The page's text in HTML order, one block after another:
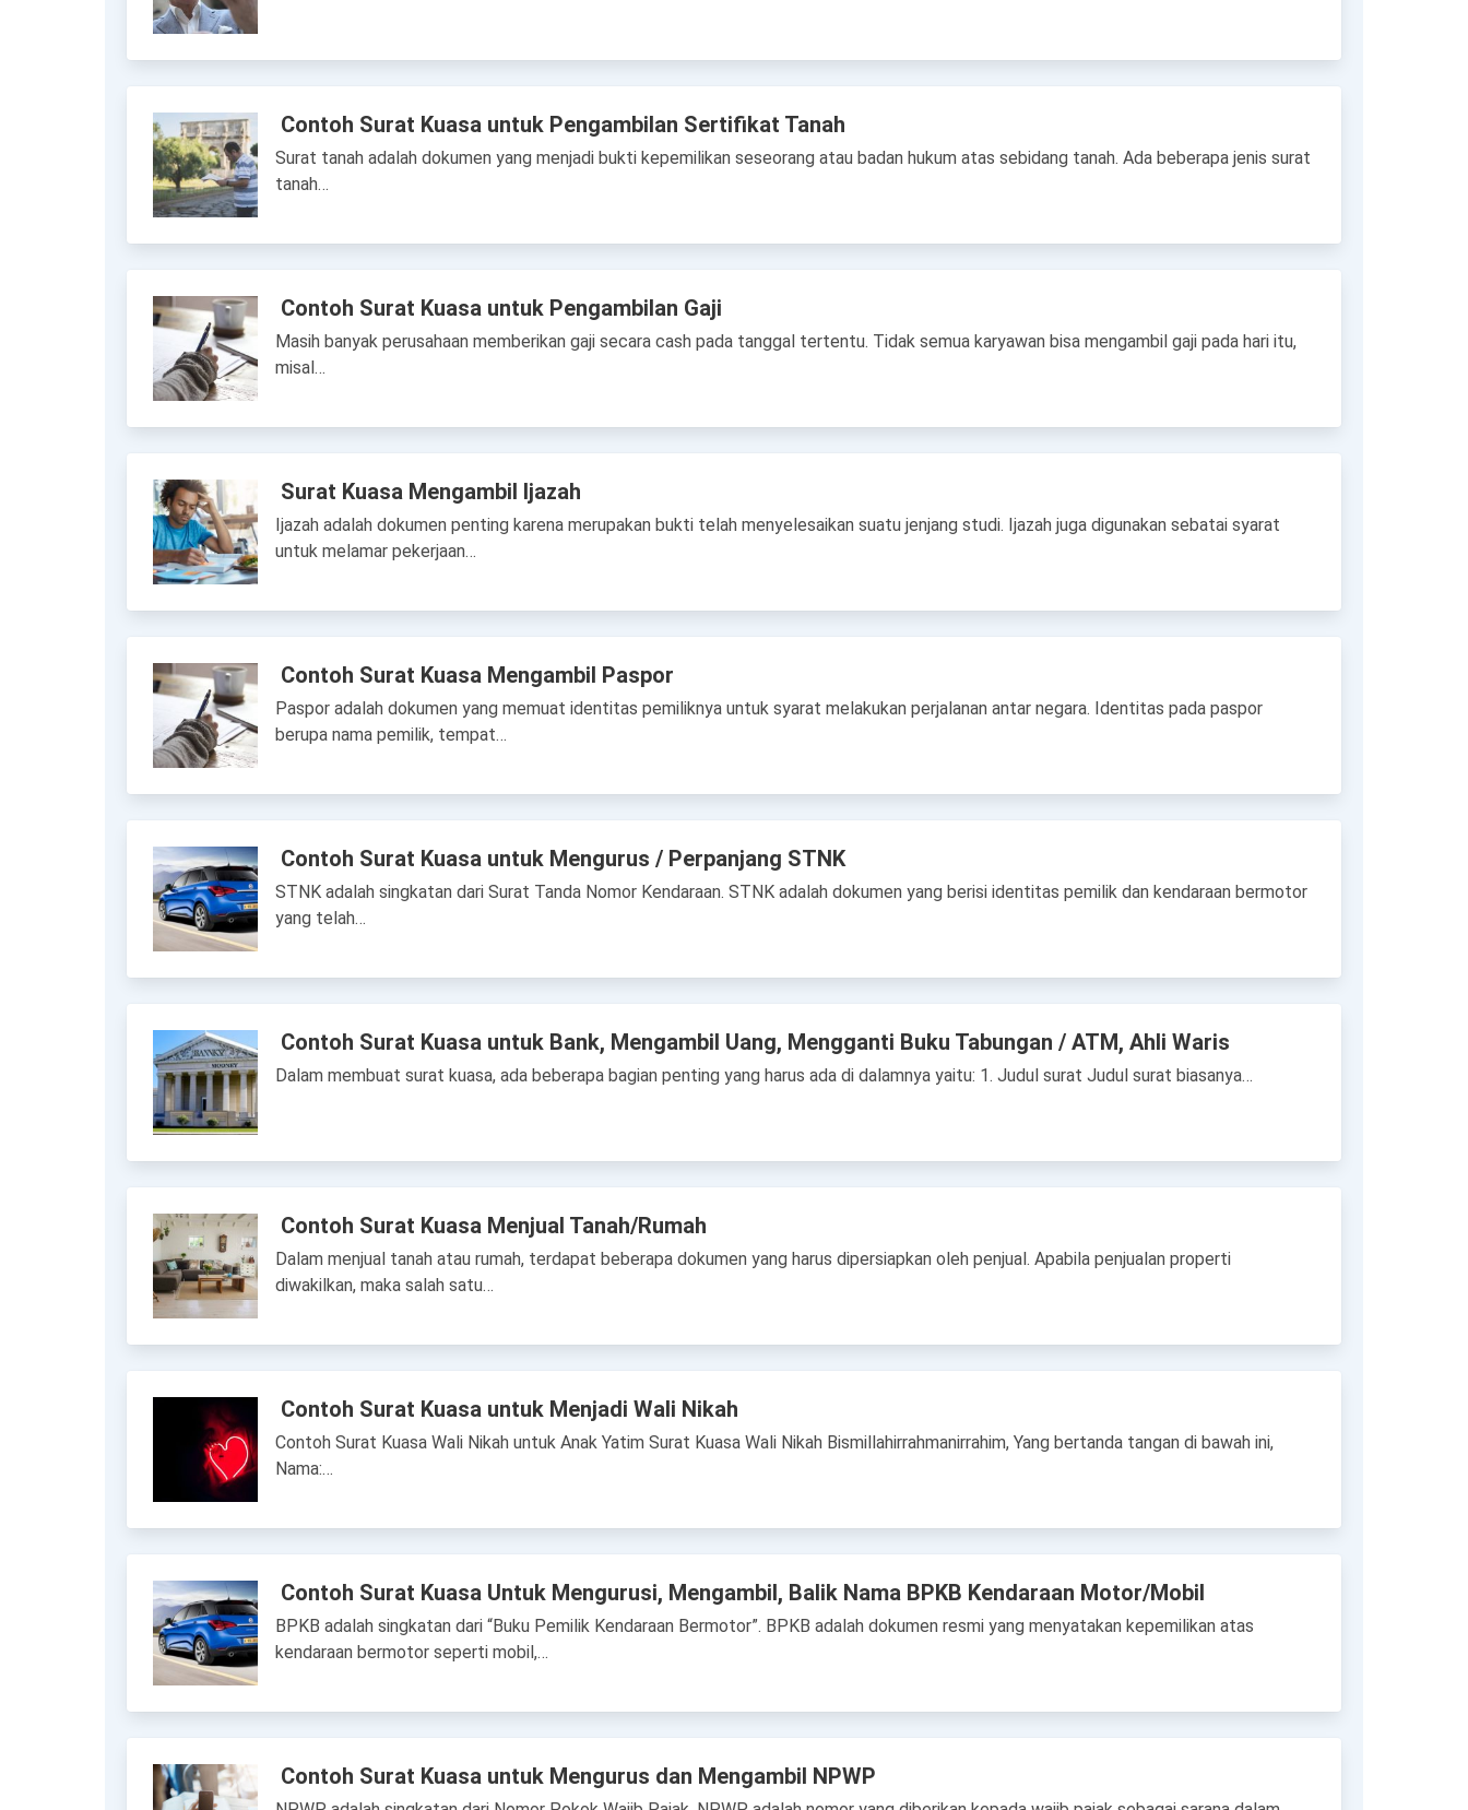
Contoh Surat Kuasa untuk Pengambilan Sertifikat Tanah
Surat tanah adalah dokumen yang menjadi bukti kepemilikan seseorang atau badan hukum atas sebidang tanah. Ada beberapa jenis surat
tanah…
Contoh Surat Kuasa untuk Pengambilan Gaji
Masih banyak perusahaan memberikan gaji secara cash pada tanggal tertentu. Tidak semua karyawan bisa mengambil gaji pada hari itu,
misal…
Surat Kuasa Mengambil Ijazah
Ijazah adalah dokumen penting karena merupakan bukti telah menyelesaikan suatu jenjang studi. Ijazah juga digunakan sebatai syarat
untuk melamar pekerjaan…
Contoh Surat Kuasa Mengambil Paspor
Paspor adalah dokumen yang memuat identitas pemiliknya untuk syarat melakukan perjalanan antar negara. Identitas pada paspor
berupa nama pemilik, tempat…
Contoh Surat Kuasa untuk Mengurus / Perpanjang STNK
STNK adalah singkatan dari Surat Tanda Nomor Kendaraan. STNK adalah dokumen yang berisi identitas pemilik dan kendaraan bermotor
yang telah…
Contoh Surat Kuasa untuk Bank, Mengambil Uang, Mengganti Buku Tabungan / ATM, Ahli Waris
Dalam membuat surat kuasa, ada beberapa bagian penting yang harus ada di dalamnya yaitu: 1. Judul surat Judul surat biasanya…
Contoh Surat Kuasa Menjual Tanah/Rumah
Dalam menjual tanah atau rumah, terdapat beberapa dokumen yang harus dipersiapkan oleh penjual. Apabila penjualan properti
diwakilkan, maka salah satu…
Contoh Surat Kuasa untuk Menjadi Wali Nikah
Contoh Surat Kuasa Wali Nikah untuk Anak Yatim Surat Kuasa Wali Nikah Bismillahirrahmanirrahim, Yang bertanda tangan di bawah ini,
Nama:…
Contoh Surat Kuasa Untuk Mengurusi, Mengambil, Balik Nama BPKB Kendaraan Motor/Mobil
BPKB adalah singkatan dari “Buku Pemilik Kendaraan Bermotor”. BPKB adalah dokumen resmi yang menyatakan kepemilikan atas
kendaraan bermotor seperti mobil,…
Contoh Surat Kuasa untuk Mengurus dan Mengambil NPWP